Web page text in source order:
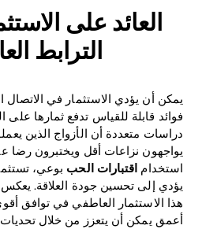
العائد على
الترابط
يمكن أن يؤدي الاستثمار في
فوائد قابلة للقياس تدفع ثمارها على
دراسات متعددة أن الأزواج الذين
يواجهون نزاعات أقل ويختبرون رضا
استخدام اقتبارات الحب بوعي،
يؤدي إلى تحسين جودة العلاقة. يعكس
هذا الاستثمار العاطفي في توافق
أعمق يمكن أن يتعزز من خلال